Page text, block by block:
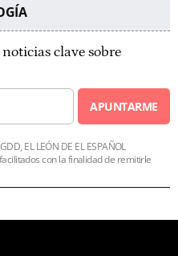
clave sobre
APUNTARME
EL LEÓN DE EL ESPAÑOL
con la finalidad de remitirle